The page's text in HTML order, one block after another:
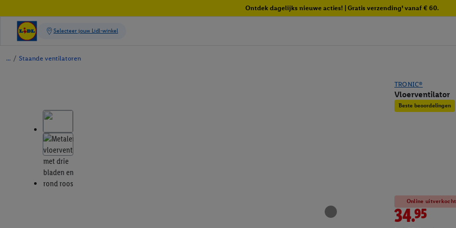
Ontdek dagelijks nieuwe acties! | Gratis verzending¹ vanaf € 60.
/ Staande ventilatoren
TRONIC®
Vloerventilator
Beste beoordelingen
Online
34.95